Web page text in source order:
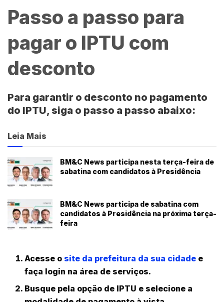
Passo a passo para
pagar o IPTU com
desconto
Para garantir o desconto no pagamento
do IPTU, siga o passo a passo abaixo:
Leia Mais
BM&C News participa nesta terça-feira de
sabatina com candidatos à Presidência
BM&C News participa de sabatina com
candidatos à Presidência na próxima terça-
feira
Acesse o site da prefeitura da sua cidade e
faça login na área de serviços.
Busque pela opção de IPTU e selecione a